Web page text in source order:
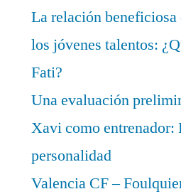
La relación
los jóvenes talentos:
Fati?
Una evaluación
Xavi como
personalidad
Valencia CF –